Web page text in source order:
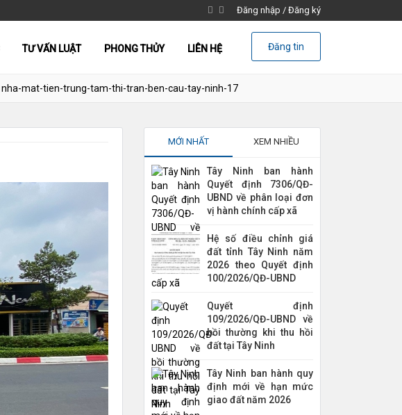
Đăng nhập / Đăng ký
TƯ VẤN LUẬT PHONG THỦY LIÊN HỆ Đăng tin
nha-mat-tien-trung-tam-thi-tran-ben-cau-tay-ninh-17
MỚI NHẤT XEM NHIỀU
Tây Ninh ban hành
Quyết định 7306/QĐ-
UBND về phân loại đơn
vị hành chính cấp xã
Hệ số điều chỉnh giá
đất tỉnh Tây Ninh năm
2026 theo Quyết định
100/2026/QĐ-UBND
Quyết định
109/2026/QĐ-UBND về
bồi thường khi thu hồi
đất tại Tây Ninh
Tây Ninh ban hành quy
định mới về hạn mức
giao đất năm 2026